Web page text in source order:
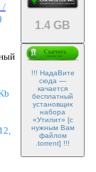
/
1.4 GB
!!! НадаВите
сюда —
качается
бесплатный
установщик
набора
«Утилит» [с
нужным Вам
файлом
.torrent] !!!